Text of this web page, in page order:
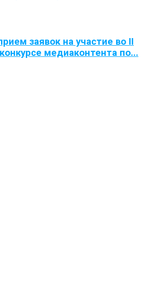
заявок на участие во II
медиаконтента по...